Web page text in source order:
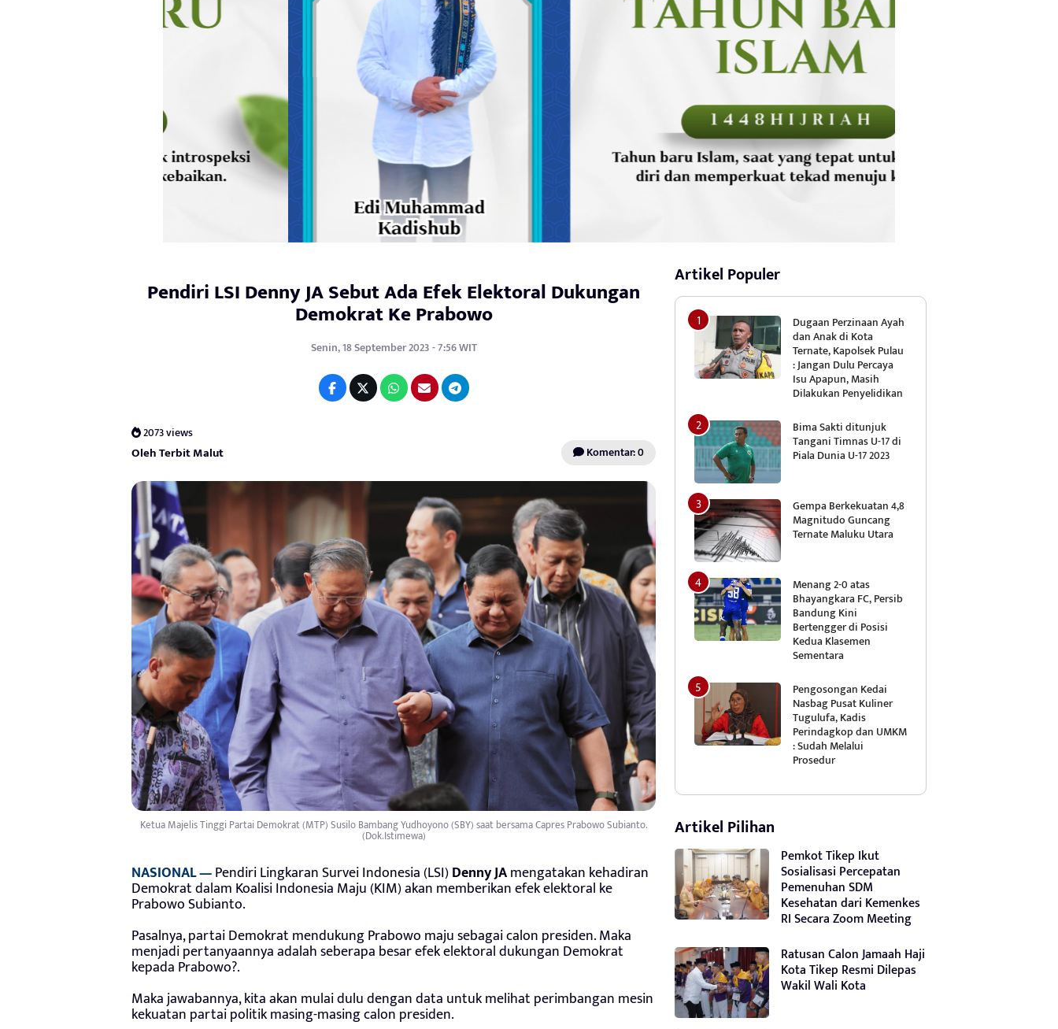
Pendiri LSI Denny JA Sebut Ada Efek Elektoral Dukungan
Demokrat Ke Prabowo
Senin, 18 September 2023 - 7:56 WIT
2073 views
Oleh Terbit Malut Komentar: 0
Ketua Majelis Tinggi Partai Demokrat (MTP) Susilo Bambang Yudhoyono (SBY) saat bersama Capres Prabowo Subianto.
(Dok.Istimewa)
NASIONAL —Pendiri Lingkaran Survei Indonesia (LSI)Denny JAmengatakan kehadiran
Demokrat dalam Koalisi Indonesia Maju (KIM) akan memberikan efek elektoral ke
Prabowo Subianto.
Pasalnya, partai Demokrat mendukung Prabowo maju sebagai calon presiden. Maka
menjadi pertanyaannya adalah seberapa besar efek elektoral dukungan Demokrat
kepada Prabowo?.
Maka jawabannya, kita akan mulai dulu dengan data untuk melihat perimbangan mesin
kekuatan partai politik masing-masing calon presiden.
Artikel Populer
Dugaan Perzinaan Ayah
dan Anak di Kota
Ternate, Kapolsek Pulau
: Jangan Dulu Percaya
Isu Apapun, Masih
Dilakukan Penyelidikan
Bima Sakti ditunjuk
Tangani Timnas U-17 di
Piala Dunia U-17 2023
Gempa Berkekuatan 4,8
Magnitudo Guncang
Ternate Maluku Utara
Menang 2-0 atas
Bhayangkara FC, Persib
Bandung Kini
Bertengger di Posisi
Kedua Klasemen
Sementara
Pengosongan Kedai
Nasbag Pusat Kuliner
Tugulufa, Kadis
Perindagkop dan UMKM
: Sudah Melalui
Prosedur
Artikel Pilihan
Pemkot Tikep Ikut
Sosialisasi Percepatan
Pemenuhan SDM
Kesehatan dari Kemenkes
RI Secara Zoom Meeting
Ratusan Calon Jamaah Haji
Kota Tikep Resmi Dilepas
Wakil Wali Kota